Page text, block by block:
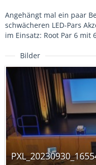
Angehängt mal ein paar
schwächeren LED-Pars
im Einsatz: Root Par 6 mit
Bilder